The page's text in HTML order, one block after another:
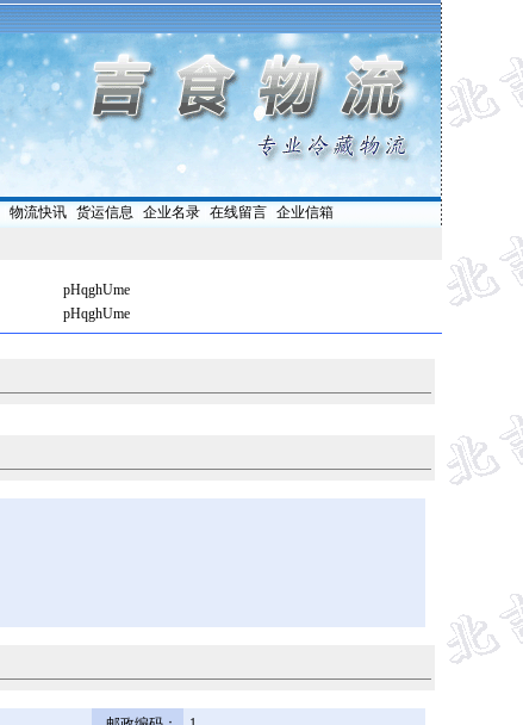
物流快讯| 货运信息 企业名录| 在线留言| 企业信箱
pHqghUme
pHqghUme